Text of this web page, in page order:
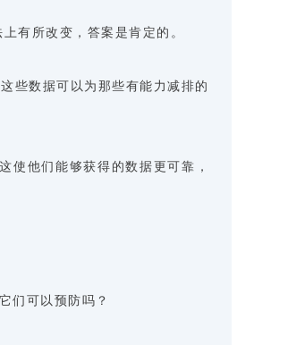
有所改变，答案是肯定的。
些数据可以为那些有能力减排的
使他们能够获得的数据更可靠，
们可以预防吗？